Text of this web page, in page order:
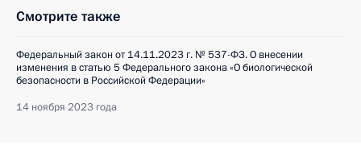
Смотрите также
Федеральный закон от 14.11.2023 г. № 537-ФЗ. О внесении
изменения в статью 5 Федерального закона «О биологической
безопасности в Российской Федерации»
14 ноября 2023 года